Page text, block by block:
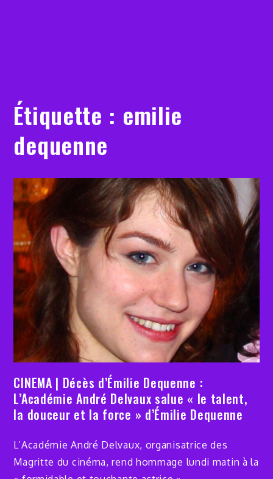
Étiquette : emilie
dequenne
CINEMA | Décès d’Émilie Dequenne :
L’Académie André Delvaux salue « le talent,
la douceur et la force » d’Émilie Dequenne
L’Académie André Delvaux, organisatrice des
Magritte du cinéma, rend hommage lundi matin à la